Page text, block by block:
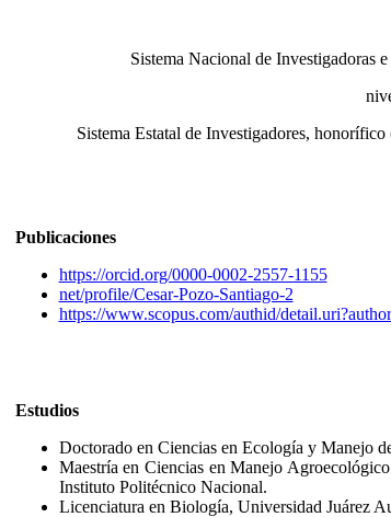
Sistema Nacional de Investigadoras
Sistema Estatal de Investigadores,
Publicaciones
https://orcid.org/0000-0002-2557-1155
net/profile/Cesar-Pozo-Santiago-2
https://www.scopus.com/authid/
Estudios
Doctorado en Ciencias en Ecología y Manejo
Maestría en Ciencias en Manejo
Instituto Politécnico Nacional.
Licenciatura en Biología, Universidad Juárez